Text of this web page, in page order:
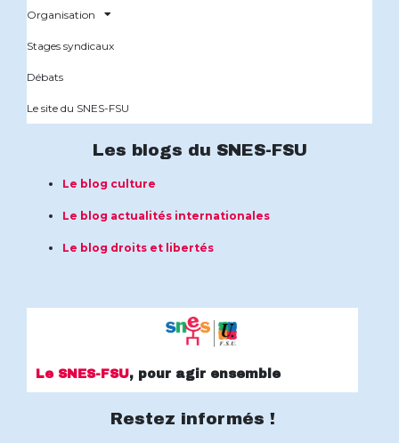
Organisation
Stages syndicaux
Débats
Le site du SNES-FSU
Les blogs du SNES-FSU
Le blog culture
Le blog actualités internationales
Le blog droits et libertés
Le SNES-FSU, pour agir ensemble
Restez informés !